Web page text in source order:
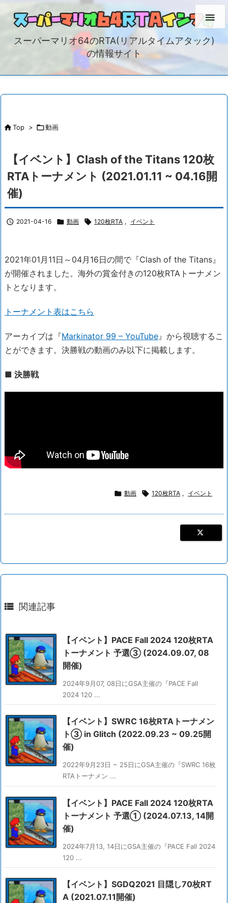
スーパーマリオ64のRTA(リアルタイムアタック)
の情報サイト

Top > 動画
【イベント】Clash of the Titans 120枚
RTAトーナメント (2021.01.11 ~ 04.16開
催)
 2021-04-16  動画  120枚RTA , イベント
2021年01月11日～04月16日の間で『Clash of the Titans』
が開催されました。海外の賞金付きの120枚RTAトーナメン
トとなります。
トーナメント表はこちら
アーカイブは『Markinator 99 – YouTube 』から視聴するこ
とができます。決勝戦の動画のみ以下に掲載します。
■ 決勝戦
 動画  120枚RTA , イベント
 関連記事
【イベント】PACE Fall 2024 120枚RTA
トーナメント 予選③ (2024.09.07, 08
開催)
2024年9月07, 08日にGSA主催の『PACE Fall
2024 120 ...
【イベント】SWRC 16枚RTAトーナメン
ト③ in Glitch (2022.09.23 ~ 09.25開
催)
2022年9月23日 ~ 25日にGSA主催の『SWRC 16枚
RTAトーナメン ...
【イベント】PACE Fall 2024 120枚RTA
トーナメント 予選① (2024.07.13, 14開
催)
2024年7月13, 14日にGSA主催の『PACE Fall 2024
120 ...
【イベント】SGDQ2021 目隠し70枚RT
A (2021.07.11開催)